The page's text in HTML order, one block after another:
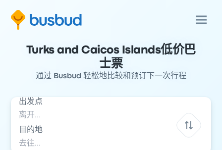
Turks and Caicos Islands低价巴
士票
通过 Busbud 轻松地比较和预订下一次行程
出发点
目的地